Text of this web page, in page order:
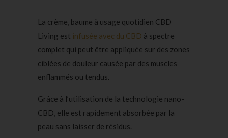
La crème, baume à usage quotidien CBD
Living est infusée avec du CBD à spectre
complet qui peut être appliquée sur des zones
ciblées de douleur causée par des muscles
enflammés ou tendus.
Grâce à l’utilisation de la technologie nano-
CBD, elle est rapidement absorbée par la
peau sans laisser de résidus.